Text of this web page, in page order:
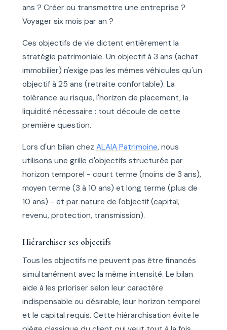
ans ? Créer ou transmettre une entreprise ?
Voyager six mois par an ?
Ces objectifs de vie dictent entièrement la
stratégie patrimoniale. Un objectif à 3 ans (achat
immobilier) n'exige pas les mêmes véhicules qu'un
objectif à 25 ans (retraite confortable). La
tolérance au risque, l'horizon de placement, la
liquidité nécessaire : tout découle de cette
première question.
Lors d'un bilan chez ALAIA Patrimoine, nous
utilisons une grille d'objectifs structurée par
horizon temporel - court terme (moins de 3 ans),
moyen terme (3 à 10 ans) et long terme (plus de
10 ans) - et par nature de l'objectif (capital,
revenu, protection, transmission).
Hiérarchiser ses objectifs
Tous les objectifs ne peuvent pas être financés
simultanément avec la même intensité. Le bilan
aide à les prioriser selon leur caractère
indispensable ou désirable, leur horizon temporel
et le capital requis. Cette hiérarchisation évite le